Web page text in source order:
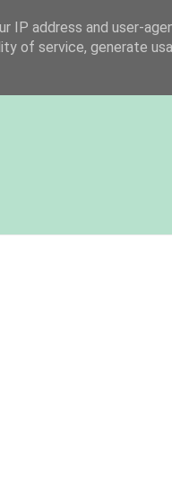
IP address and user-
of service, generate